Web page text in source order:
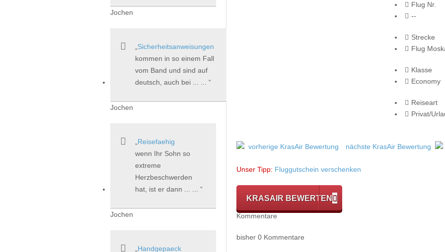
Flug Nr.
--
Strecke
Flug
Klasse
Economy
Reiseart
Privat/
vorherige KrasAir Bewertung nächste KrasAir Bewertung
Unser Tipp: Fluggutschein verschenken
KRASAIR BEWERTEN
Kommentare
bisher 0 Kommentare
Jochen
Sicherheitsanweisungen
kommen in so einem Fall
vom Band und sind auf
deutsch, auch bei ... ...
Jochen
Reisefaehig
wenn Ihr Sohn so
extreme
Herzbeschwerden
hat, ist er dann ... ...
Jochen
Handgepaeck